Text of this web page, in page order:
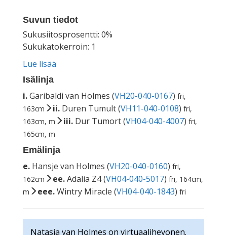
Suvun tiedot
Sukusiitosprosentti: 0%
Sukukatokerroin: 1
Lue lisää
Isälinja
i.Garibaldi van Holmes (VH20-040-0167) fri,
163cm
ii. Duren Tumult (VH11-040-0108) fri,
163cm, m
iii. Dur Tumort (VH04-040-4007) fri,
165cm, m
Emälinja
e. Hansje van Holmes (VH20-040-0160) fri,
162cm
ee.Adalia Z4 (VH04-040-5017) fri, 164cm,
m
eee.Wintry Miracle (VH04-040-1843) fri
Natasja van Holmes on virtuaalihevonen.